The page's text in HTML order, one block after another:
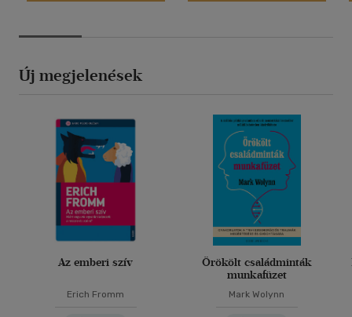
Új megjelenések
Az emberi szív
Erich Fromm
Örökölt családminták
munkafüzet
Mark Wolynn